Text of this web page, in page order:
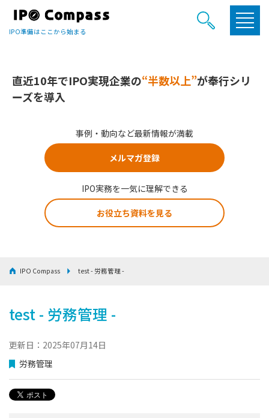
IPO準備はここから始まる
直近10年でIPO実現企業の“半数以上”が奉行シリ
ーズを導入
事例・動向など最新情報が満載
メルマガ登録
IPO実務を一気に理解できる
お役立ち資料を見る
IPO Compass test - 労務管理 -
test - 労務管理 -
更新日：2025年07月14日
労務管理